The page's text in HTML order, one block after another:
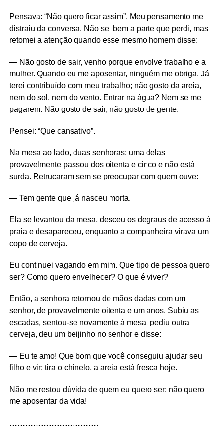
Pensava: “Não quero ficar assim”. Meu pensamento me
distraiu da conversa. Não sei bem a parte que perdi, mas
retomei a atenção quando esse mesmo homem disse:
— Não gosto de sair, venho porque envolve trabalho e a
mulher. Quando eu me aposentar, ninguém me obriga. Já
terei contribuído com meu trabalho; não gosto da areia,
nem do sol, nem do vento. Entrar na água? Nem se me
pagarem. Não gosto de sair, não gosto de gente.
Pensei: “Que cansativo”.
Na mesa ao lado, duas senhoras; uma delas
provavelmente passou dos oitenta e cinco e não está
surda. Retrucaram sem se preocupar com quem ouve:
— Tem gente que já nasceu morta.
Ela se levantou da mesa, desceu os degraus de acesso à
praia e desapareceu, enquanto a companheira virava um
copo de cerveja.
Eu continuei vagando em mim. Que tipo de pessoa quero
ser? Como quero envelhecer? O que é viver?
Então, a senhora retornou de mãos dadas com um
senhor, de provavelmente oitenta e um anos. Subiu as
escadas, sentou-se novamente à mesa, pediu outra
cerveja, deu um beijinho no senhor e disse:
— Eu te amo! Que bom que você conseguiu ajudar seu
filho e vir; tira o chinelo, a areia está fresca hoje.
Não me restou dúvida de quem eu quero ser: não quero
me aposentar da vida!
…………………………….